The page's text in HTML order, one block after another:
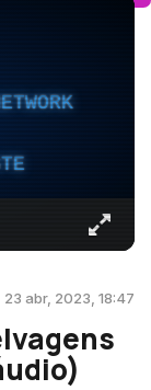
23 abr, 2023, 18:47